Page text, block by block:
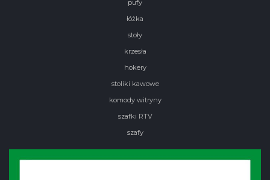
pufy
łóżka
stoły
krzesła
hokery
stoliki kawowe
komody witryny
szafki RTV
szafy